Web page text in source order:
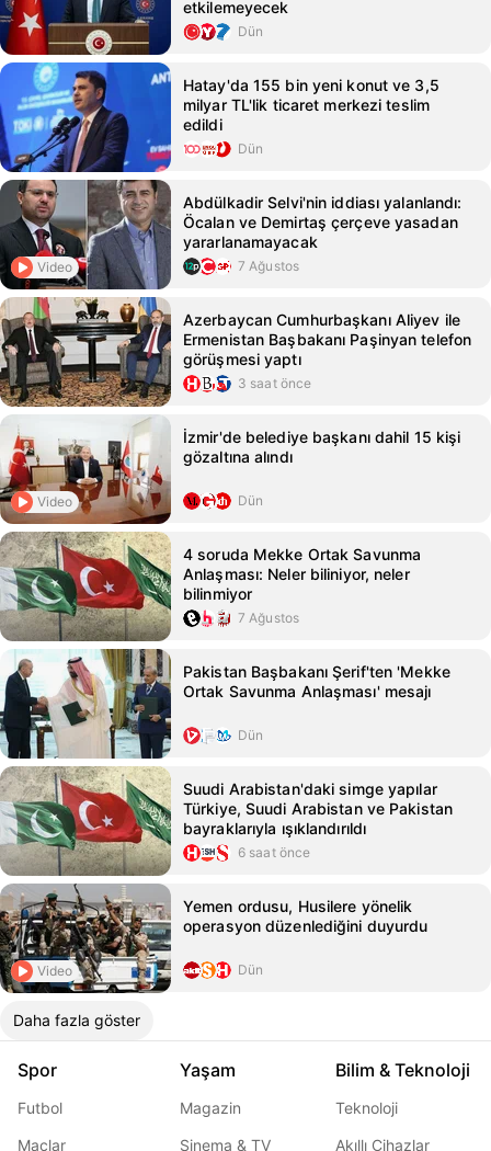
etkilemeyecek
Dün
Hatay'da 155 bin yeni konut ve 3,5
milyar TL'lik ticaret merkezi teslim
edildi
Dün
Video
Abdülkadir Selvi'nin iddiası yalanlandı:
Öcalan ve Demirtaş çerçeve yasadan
yararlanamayacak
7 Ağustos
Azerbaycan Cumhurbaşkanı Aliyev ile
Ermenistan Başbakanı Paşinyan telefon
görüşmesi yaptı
3 saat önce
Video
İzmir'de belediye başkanı dahil 15 kişi
gözaltına alındı
Dün
4 soruda Mekke Ortak Savunma
Anlaşması: Neler biliniyor, neler
bilinmiyor
7 Ağustos
Pakistan Başbakanı Şerif'ten 'Mekke
Ortak Savunma Anlaşması' mesajı
Dün
Suudi Arabistan'daki simge yapılar
Türkiye, Suudi Arabistan ve Pakistan
bayraklarıyla ışıklandırıldı
6 saat önce
Video
Yemen ordusu, Husilere yönelik
operasyon düzenlediğini duyurdu
Dün
Daha fazla göster
Spor
Futbol
Maçlar
Yaşam
Magazin
Sinema & TV
Bilim & Teknoloji
Teknoloji
Akıllı Cihazlar